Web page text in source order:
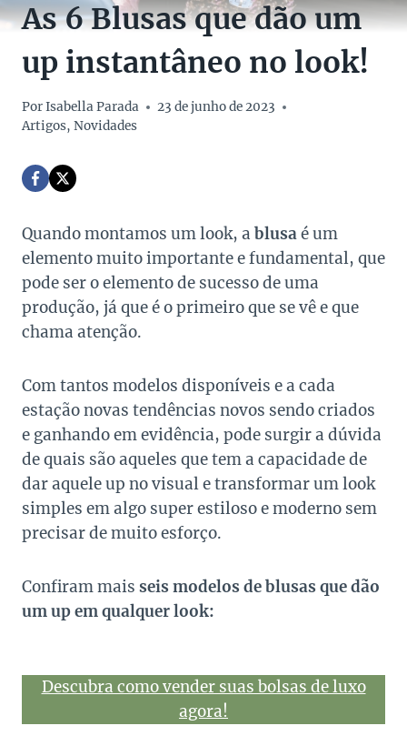
As 6 Blusas que dão um
up instantâneo no look!
PorIsabella Parada
23 de junho de 2023
Artigos, Novidades
Quando montamos um look, a blusaé um
elemento muito importante e fundamental, que
pode ser o elemento de sucesso de uma
produção, já que é o primeiro que se vê e que
chama atenção.
Com tantos modelos disponíveis e a cada
estação novas tendências novos sendo criados
e ganhando em evidência, pode surgir a dúvida
de quais são aqueles que tem a capacidade de
dar aquele up no visual e transformar um look
simples em algo super estiloso e moderno sem
precisar de muito esforço.
Confiram mais seis modelos de blusas que dão
um up em qualquer look:
Descubra como vender suas bolsas de luxo
agora!